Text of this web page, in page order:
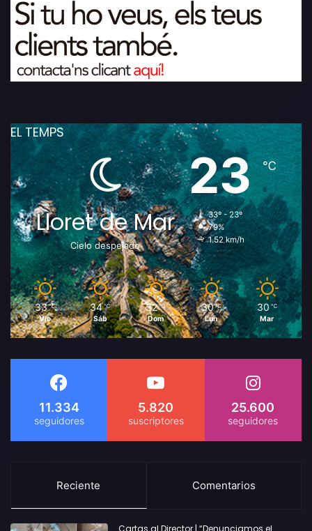
EL TEMPS
Lloret de Mar
Cielo despejado
23℃
33º - 23º
79%
1.52 km/h
33 ℃
Vie
34 ℃
Sáb
32 ℃
Dom
30 ℃
Lun
30 ℃
Mar
11.334 5.820 25.600
Reciente Comentarios
Cartas al Director | “Denunciamos el